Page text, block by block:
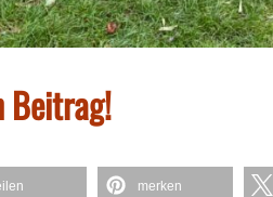
Beitrag!
merken